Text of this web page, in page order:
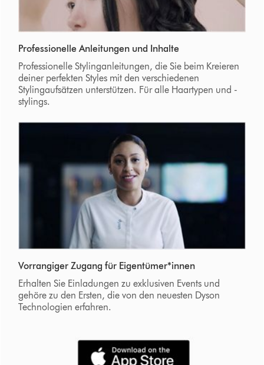
Professionelle Anleitungen und Inhalte
Professionelle Stylinganleitungen, die Sie beim Kreieren
deiner perfekten Styles mit den verschiedenen
Stylingaufsätzen unterstützen. Für alle Haartypen und -
stylings.
Vorrangiger Zugang für Eigentümer*innen
Erhalten Sie Einladungen zu exklusiven Events und
gehöre zu den Ersten, die von den neuesten Dyson
Technologien erfahren.